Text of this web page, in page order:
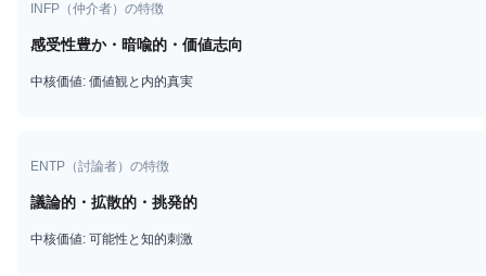
INFP （仲介者）の特徴
感受性豊か・暗喩的・価値志向
中核価値: 価値観と内的真実
ENTP （討論者）の特徴
議論的・拡散的・挑発的
中核価値: 可能性と知的刺激